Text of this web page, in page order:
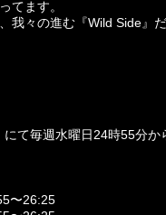
てます。
我々の進む『Wild Side』だ
て毎週水曜日24時55分か
〜26:25